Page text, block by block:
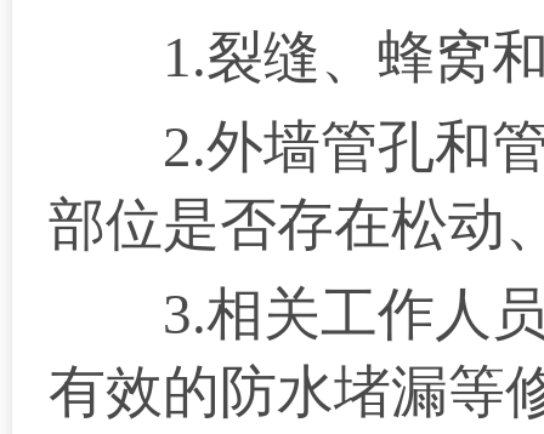
1.裂缝、蜂窝和
2.外墙管孔和管
部位是否存在松动
3.相关工作人员
有效的防水堵漏等